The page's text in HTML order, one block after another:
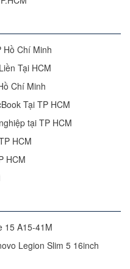
Hồ Chí Minh
Tại HCM
Chí Minh
Tại TP HCM
tại TP HCM
HCM
HCM
15 A15-41M
Legion Slim 5 16inch